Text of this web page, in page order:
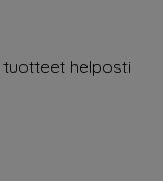
helposti